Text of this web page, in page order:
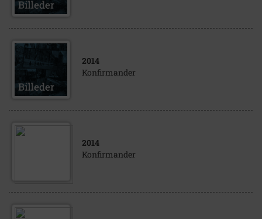
2014
Konfirmander
2014
Konfirmander